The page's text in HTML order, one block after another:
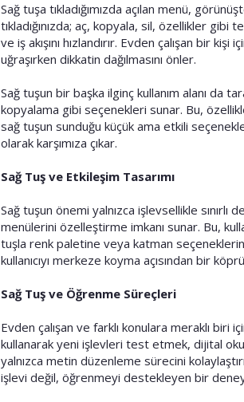
Sağ tuşa tıkladığımızda açılan menü,
tıkladığınızda; aç, kopyala, sil, özellikler gibi
ve iş akışını hızlandırır. Evden çalışan bir
uğraşırken dikkatin dağılmasını önler.
Sağ tuşun bir başka ilginç kullanım alanı da
kopyalama gibi seçenekleri sunar. Bu,
sağ tuşun sunduğu küçük ama etkili
olarak karşımıza çıkar.
Sağ Tuş ve Etkileşim Tasarımı
Sağ tuşun önemi yalnızca işlevsellikle sınırlı
menülerini özelleştirme imkanı sunar. Bu,
tuşla renk paletine veya katman
kullanıcıyı merkeze koyma açısından bir
Sağ Tuş ve Öğrenme Süreçleri
Evden çalışan ve farklı konulara meraklı
kullanarak yeni işlevleri test etmek, dijital
yalnızca metin düzenleme sürecini
işlevi değil, öğrenmeyi destekleyen bir